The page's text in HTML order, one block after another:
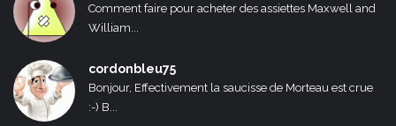
Comment faire pour acheter des assiettes Maxwell and
William...
cordonbleu75
Bonjour, Effectivement la saucisse de Morteau est crue
:-) B...